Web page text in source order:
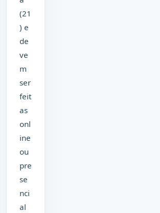
(21
) e
de
ve
m
ser
feit
as
onl
ine
ou
pre
se
nci
al